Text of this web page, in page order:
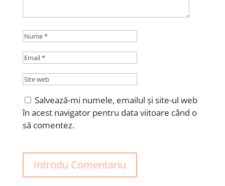
Salvează-mi numele, emailul și site-ul web
în acest navigator pentru data viitoare când o
să comentez.
Introdu Comentariu